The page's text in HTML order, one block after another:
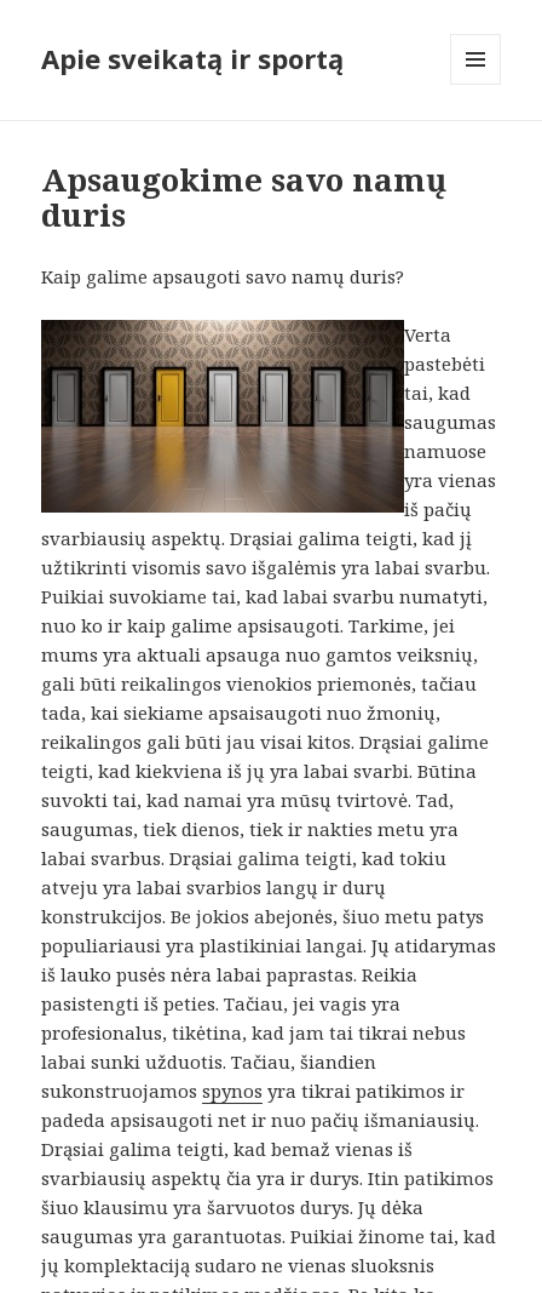
Apie sveikatą ir sportą
Apsaugokime savo namų
duris
Kaip galime apsaugoti savo namų duris?
Verta
pastebėti
tai, kad
saugumas
namuose
yra vienas
iš pačių
svarbiausių aspektų. Drąsiai galima teigti, kad jį
užtikrinti visomis savo išgalėmis yra labai svarbu.
Puikiai suvokiame tai, kad labai svarbu numatyti,
nuo ko ir kaip galime apsisaugoti. Tarkime, jei
mums yra aktuali apsauga nuo gamtos veiksnių,
gali būti reikalingos vienokios priemonės, tačiau
tada, kai siekiame apsaisaugoti nuo žmonių,
reikalingos gali būti jau visai kitos. Drąsiai galime
teigti, kad kiekviena iš jų yra labai svarbi. Būtina
suvokti tai, kad namai yra mūsų tvirtovė. Tad,
saugumas, tiek dienos, tiek ir nakties metu yra
labai svarbus. Drąsiai galima teigti, kad tokiu
atveju yra labai svarbios langų ir durų
konstrukcijos. Be jokios abejonės, šiuo metu patys
populiariausi yra plastikiniai langai. Jų atidarymas
iš lauko pusės nėra labai paprastas. Reikia
pasistengti iš peties. Tačiau, jei vagis yra
profesionalus, tikėtina, kad jam tai tikrai nebus
labai sunki užduotis. Tačiau, šiandien
sukonstruojamosspynos yra tikrai patikimos ir
padeda apsisaugoti net ir nuo pačių išmaniausių.
Drąsiai galima teigti, kad bemaž vienas iš
svarbiausių aspektų čia yra ir durys. Itin patikimos
šiuo klausimu yra šarvuotos durys. Jų dėka
saugumas yra garantuotas. Puikiai žinome tai, kad
jų komplektaciją sudaro ne vienas sluoksnis